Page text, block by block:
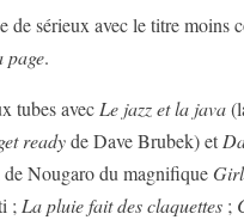
de sérieux avec le titre moins
page.
tubes avec Le jazz et la java
readyde Dave Brubek) et
de Nougaro du magnifique
; La pluie fait des claquettes;